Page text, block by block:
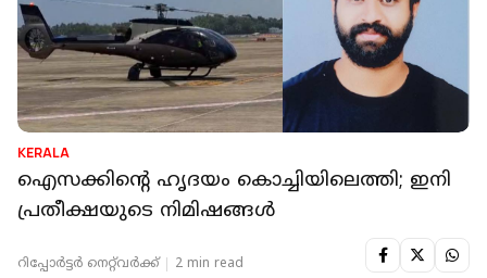
KERALA
ഐസക്കിന്റെ ഹൃദയം കൊച്ചിയിലെത്തി; ഇനി
പ്രതീക്ഷയുടെ നിമിഷങ്ങൾ
റിപ്പോർട്ടർ നെറ്റ്‌വര്‍ക്ക്‌ 2 min read